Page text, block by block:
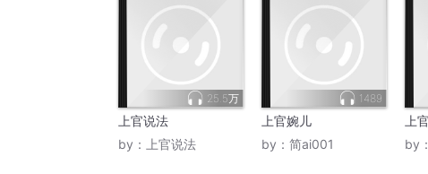
25.5万
上官说法
by：
上官说法
1489
上官婉儿
by： 简ai001
上
by：